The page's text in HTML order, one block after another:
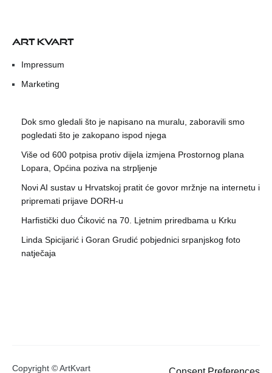
ART KVART
Impressum
Marketing
Dok smo gledali što je napisano na muralu, zaboravili smo
pogledati što je zakopano ispod njega
Više od 600 potpisa protiv dijela izmjena Prostornog plana
Lopara, Općina poziva na strpljenje
Novi AI sustav u Hrvatskoj pratit će govor mržnje na internetu i
pripremati prijave DORH-u
Harfistički duo Ćiković na 70. Ljetnim priredbama u Krku
Linda Spicijarić i Goran Grudić pobjednici srpanjskog foto
natječaja
Copyright © ArtKvart